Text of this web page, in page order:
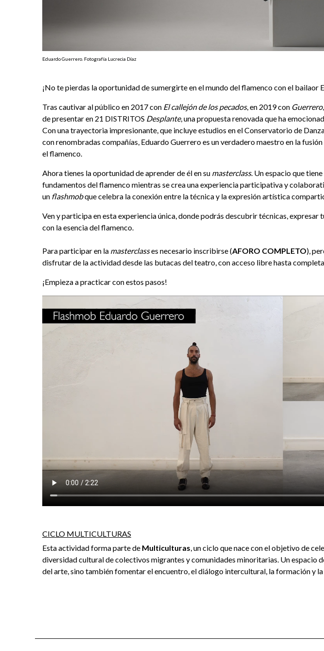
Eduardo Guerrero. Fotografía Lucrecia Díaz
¡No te pierdas la oportunidad de sumergirte en el mundo del flamenco con el bailaor
Tras cautivar al público en 2017 con El callejón de los pecados, en 2019 con Guerrero
de presentar en 21 DISTRITOS Desplante, una propuesta renovada que ha
Con una trayectoria impresionante, que incluye estudios en el Conservatorio de
con renombradas compañías, Eduardo Guerrero es un verdadero maestro en la
el flamenco.
Ahora tienes la oportunidad de aprender de él en su masterclass. Un espacio que
fundamentos del flamenco mientras se crea una experiencia participativa y
un flashmobque celebra la conexión entre la técnica y la expresión artística
Ven y participa en esta experiencia única, donde podrás descubrir técnicas,
con la esencia del flamenco.
Para participar en la masterclasses necesario inscribirse (AFORO COMPLETO),
disfrutar de la actividad desde las butacas del teatro, con acceso libre hasta
¡Empieza a practicar con estos pasos!
CICLO MULTICULTURAS
Esta actividad forma parte de Multiculturas, un ciclo que nace con el objetivo de
diversidad cultural de colectivos migrantes y comunidades minoritarias. Un espacio
del arte, sino también fomentar el encuentro, el diálogo intercultural, la formación y